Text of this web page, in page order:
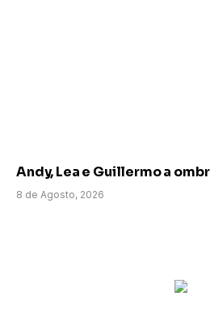
Andy, Lea e Guillermo a
8 de Agosto, 2026